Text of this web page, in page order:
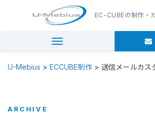
EC-CUBEの制作・
navigation
U-Mebius > ECCUBE制作 > 送信メールカス
ARCHIVE